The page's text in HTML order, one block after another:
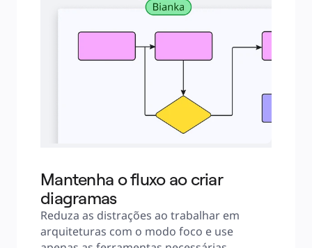
Mantenha o fluxo ao criar
diagramas
Reduza as distrações ao trabalhar em
arquiteturas com o modo foco e use